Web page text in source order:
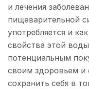
и лечения
пищеварительной
употребляется и
свойства этой
потенциальным
своим здоровьем и
сохранить себя в